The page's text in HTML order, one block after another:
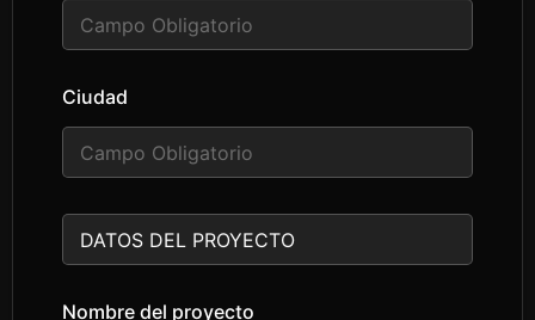
Ciudad
T
x
o
Nombre del proyecto